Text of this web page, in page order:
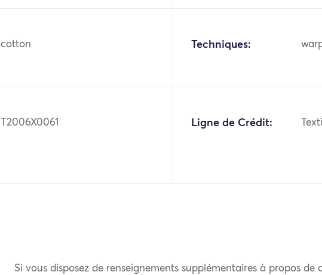
cotton Techniques:
T2006X0061 Ligne de Crédit:
Si vous disposez de renseignements supplémentaires à propos de